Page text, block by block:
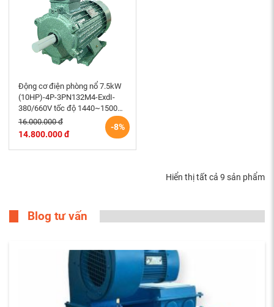
Động cơ điện phòng nổ 7.5kW
(10HP)-4P-3PN132M4-ExdI-
380/660V tốc độ 1440~1500
r/min điện cơ Hem Vihem
-8%
16.000.000 đ
14.800.000 đ
Hiển thị tất cả 9 sản phẩm
Blog tư vấn